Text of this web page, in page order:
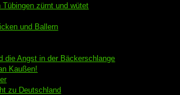
Tübingen zürnt und wütet
und Ballern
die Angst in der Bäckerschlange
Kaußen!
zu Deutschland